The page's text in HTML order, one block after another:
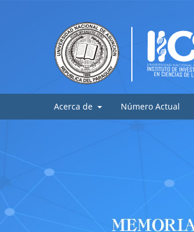
Acerca de Número Actual